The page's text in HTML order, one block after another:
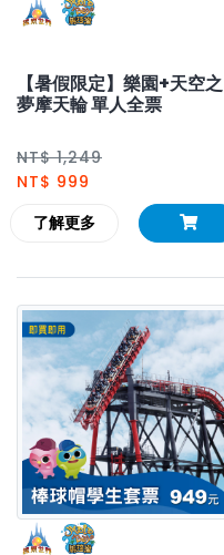
【暑假限定】樂園+天空之
夢摩天輪 單人全票
NT$ 1,249
NT$ 999
了解更多